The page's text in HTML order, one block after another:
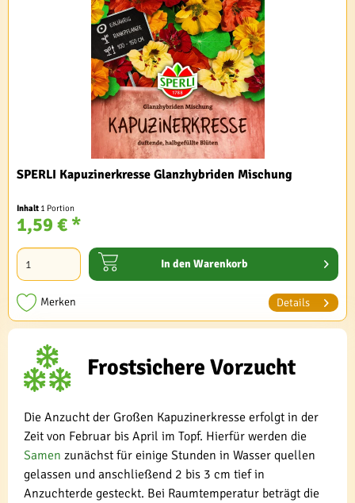
SPERLI Kapuzinerkresse Glanzhybriden Mischung
Inhalt 1 Portion
1,59 € *
In den Warenkorb
Merken Details
Frostsichere Vorzucht
Die Anzucht der Großen Kapuzinerkresse erfolgt in der
Zeit von Februar bis April im Topf. Hierfür werden die
Samen zunächst für einige Stunden in Wasser quellen
gelassen und anschließend 2 bis 3 cm tief in
Anzuchterde gesteckt. Bei Raumtemperatur beträgt die